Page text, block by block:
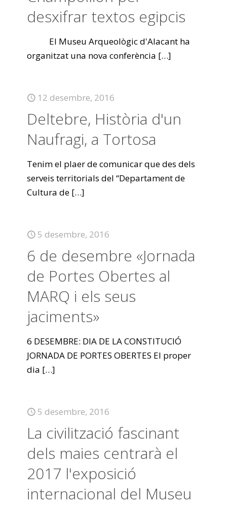
desxifrar textos egipcis
El Museu Arqueològic d'Alacant ha
organitzat una nova conferència […]
12 desembre, 2016
Deltebre, Història d'un
Naufragi, a Tortosa
Tenim el plaer de comunicar que des dels
serveis territorials del “Departament de
Cultura de […]
5 desembre, 2016
6 de desembre «Jornada
de Portes Obertes al
MARQ i els seus
jaciments»
6 DESEMBRE: DIA DE LA CONSTITUCIÓ
JORNADA DE PORTES OBERTES El proper
dia […]
5 desembre, 2016
La civilització fascinant
dels maies centrarà el
2017 l'exposició
internacional del Museu